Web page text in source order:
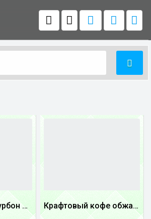
Кофе Жёлтый Бурбон Бразилия Крафтовый кофе обжареный Танзания